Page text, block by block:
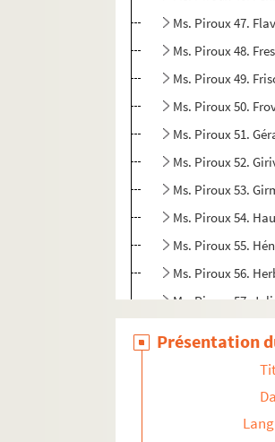
Ms. Piroux 47.
Ms. Piroux 48.
Ms. Piroux 49.
Ms. Piroux 50.
Ms. Piroux 51.
Ms. Piroux 52.
Ms. Piroux 53.
Ms. Piroux 54.
Ms. Piroux 55.
Ms. Piroux 56.
Ms. Piroux 57.
Présentation